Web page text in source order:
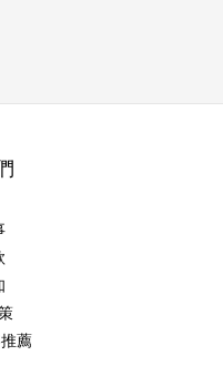
薦